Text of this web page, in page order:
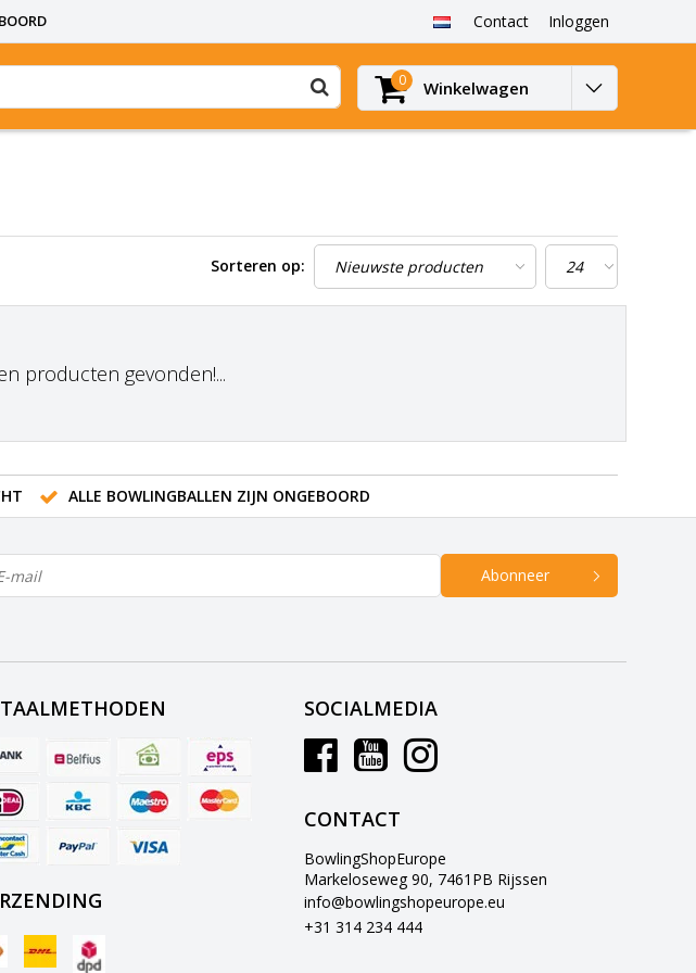
Contact Inloggen
0 Winkelwagen
Sorteren op:
producten gevonden!...
ALLE BOWLINGBALLEN ZIJN ONGEBOORD
Abonneer
SOCIALMEDIA
CONTACT
BowlingShopEurope
Markeloseweg 90, 7461PB Rijssen
info@bowlingshopeurope.eu
+31 314 234 444